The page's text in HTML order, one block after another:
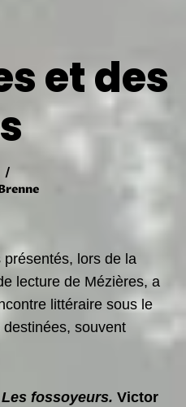
et des
lors de la
lecture de Mézières, a
littéraire sous le
souvent
Les fossoyeurs. Victor